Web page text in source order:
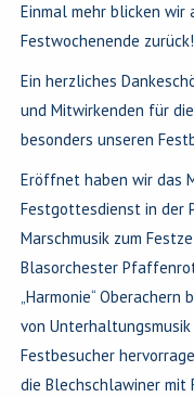
Einmal mehr blicken
Festwochenende zurück!
Ein herzliches
und Mitwirkenden für
besonders unseren
Eröffnet haben wir das
Festgottesdienst in der
Marschmusik zum
Blasorchester
„Harmonie“ Oberachern
von
Festbesucher
die Blechschlawiner mit